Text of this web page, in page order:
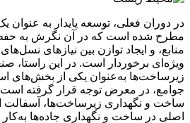
در دوران فعلی، توسعه پایدار به عنوان
مطرح شده است که در آن نگرش به
منابع، و ایجاد توازن بین نیازهای
ویژه‌ای برخوردار است. در این راستا،
زیرساخت‌ها به‌عنوان یکی از بخش‌های
جوامع، در معرض توجه قرار گرفته
ساخت و نگهداری زیرساخت‌ها، آسفالت
اصلی در ساخت و نگهداری جاده‌ها